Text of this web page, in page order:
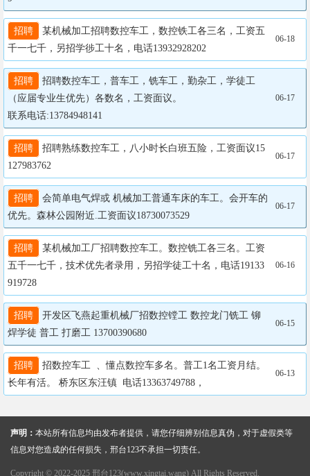
招聘
某机械加工招聘数控车工，数控铁工各三名，工资五
千一七千，另招学徏工十名，电话13932928202
06-18
招聘
招聘数控车工，普车工，铣车工，勤杂工，学徒工
（应届专业生优先）各数名，工资面议。
联系电话:13784948141
06-17
招聘
招聘熟练数控车工，八小时长白班五险，工资面议15
127983762
06-17
招聘
会简单电气焊或 机械加工普通车床的车工。会开车的
优先。森林公园附近.工资面议18730073529
06-17
招聘
某机械加工厂招聘数控车工。数控铣工各三名。工资
五千一七千，技术优先者录用，另招学徒工十名，电话19133
919728
06-16
招聘
开发区飞燕起重机械厂招数控镗工 数控龙门铣工 铆
焊学徒 普工 打磨工 13700390680
06-15
招聘
招数控车工  、懂点数控车多名。普工1名工资月结。
长年有活。 桥东区东汪镇  电话13363749788，
06-13
声明： 本站所有信息均由发布者提供，请您仔细辨别信息真伪，对于虚假类等
信息对您造成的任何损失，邢台123不承担一切责任。
Copyright © 2022-2025 邢台123(www.xingtai.wang) All Rights Reserved.